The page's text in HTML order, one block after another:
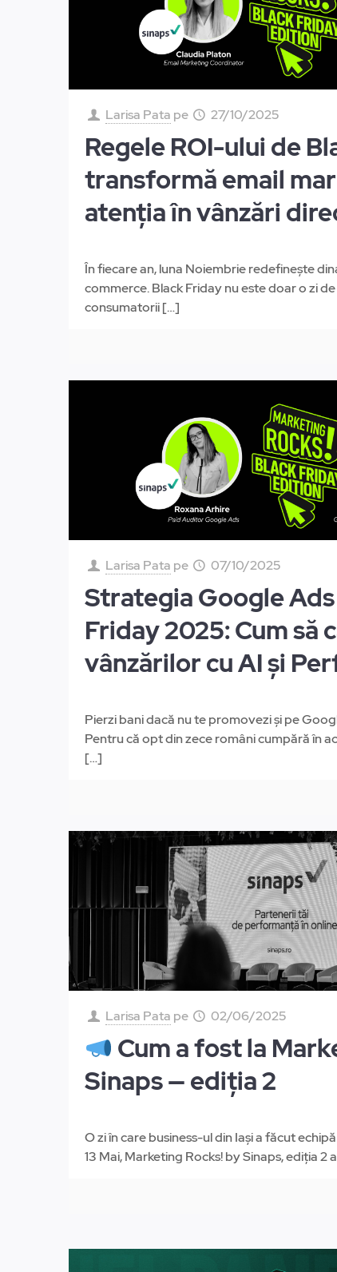
Larisa Pata pe 27/10/2025
Regele ROI-ului de
transformă email
atenția în vânzări
În fiecare an, luna Noiembrie redefinește
commerce. Black Friday nu este doar o zi
consumatorii[…]
Larisa Pata pe 07/10/2025
Strategia Google
Friday 2025: Cum să
vânzărilor cu AI și
Pierzi bani dacă nu te promovezi și pe
Pentru că opt din zece români cumpără în
[…]
Larisa Pata pe 02/06/2025
Cum a fost la
Sinaps — ediția 2
O zi în care business-ul din Iași a făcut
13 Mai, Marketing Rocks! by Sinaps, ediția 2